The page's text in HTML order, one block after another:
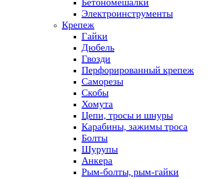
Электроинструменты
Крепеж
Гайки
Дюбель
Гвозди
Перфорированный крепеж
Саморезы
Скобы
Хомута
Цепи, тросы и шнуры
Карабины, зажимы троса
Болты
Шурупы
Анкера
Рым-болты, рым-гайки